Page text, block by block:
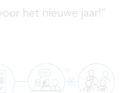
het nieuwe jaar!”